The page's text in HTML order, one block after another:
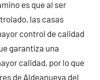
es que al ser
las casas
control de calidad
garantiza una
calidad, por lo que
de Aldeanueva del